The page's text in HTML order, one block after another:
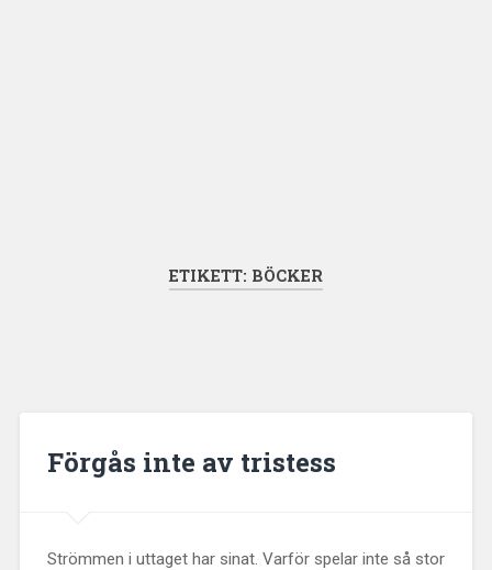
ETIKETT: BÖCKER
Förgås inte av tristess
Strömmen i uttaget har sinat. Varför spelar inte så stor